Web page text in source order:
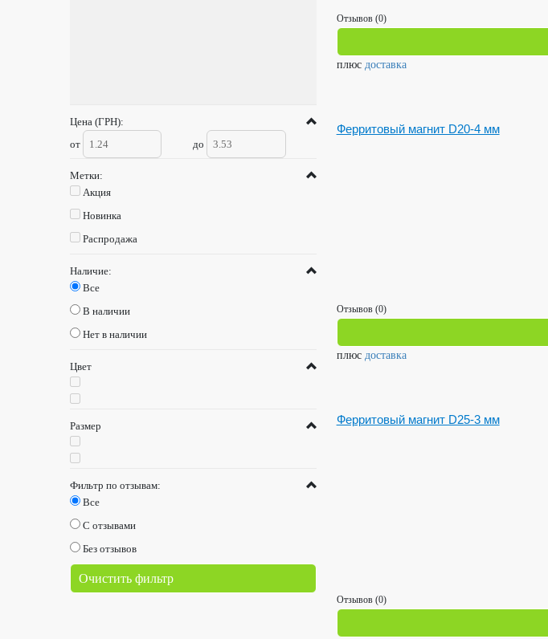
Цена (ГРН):
от
до
Метки:
Акция
Новинка
Распродажа
Наличие:
Все
В наличии
Нет в наличии
Цвет
Размер
Фильтр по отзывам:
Все
С отзывами
Без отзывов
Очистить фильтр
Отзывов (0)
плюс доставка
Ферритовый магнит D20-4 мм
Отзывов (0)
плюс доставка
Ферритовый магнит D25-3 мм
Отзывов (0)